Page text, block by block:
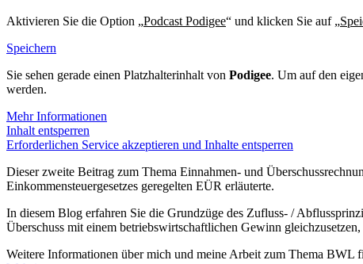
Aktivieren Sie die Option „Podcast Podigee“ und klicken Sie auf „
Speichern
Sie sehen gerade einen Platzhalterinhalt von Podigee. Um auf den
werden.
Mehr Informationen
Inhalt entsperren
Erforderlichen Service akzeptieren und Inhalte entsperren
Dieser zweite Beitrag zum Thema Einnahmen- und
Einkommensteuergesetzes geregelten EÜR erläuterte.
In diesem Blog erfahren Sie die Grundzüge des Zufluss- /
Überschuss mit einem betriebswirtschaftlichen Gewinn
Weitere Informationen über mich und meine Arbeit zum Thema BWL